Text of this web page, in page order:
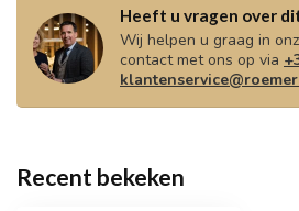
Heeft u vragen over
Wij helpen u graag in
contact met ons op via
Recent bekeken